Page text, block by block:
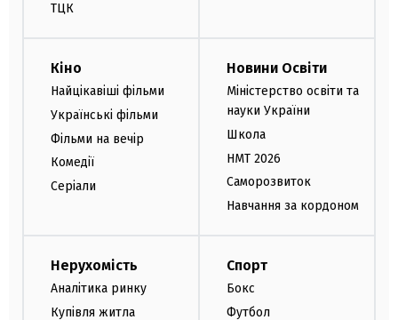
ТЦК
Кіно
Найцікавіші фільми
Українські фільми
Фільми на вечір
Комедії
Серіали
Новини Освіти
Міністерство освіти та
науки України
Школа
НМТ 2026
Саморозвиток
Навчання за кордоном
Нерухомість
Аналітика ринку
Купівля житла
Спорт
Бокс
Футбол